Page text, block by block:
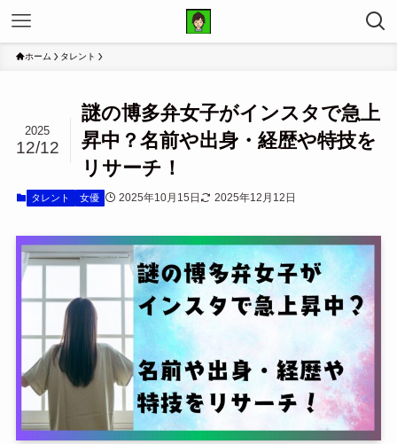
ホーム タレント
謎の博多弁女子がインスタで急上
昇中？名前や出身・経歴や特技を
リサーチ！
2025
12/12
タレント 女優 2025年10月15日 2025年12月12日